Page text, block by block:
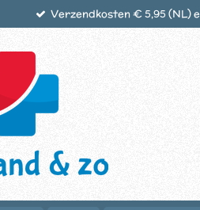
Verzendkosten € 5,95 (NL)